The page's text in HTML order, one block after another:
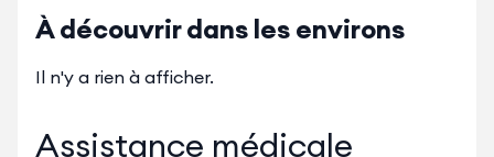
À découvrir dans les environs
Il n'y a rien à afficher.
Assistance médicale